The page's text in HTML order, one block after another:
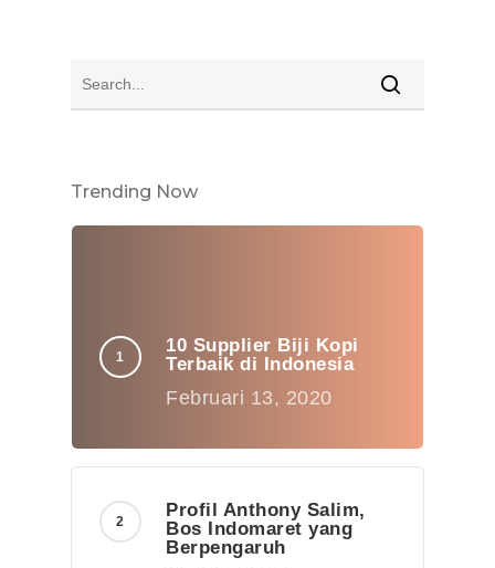
Trending Now
10 Supplier Biji Kopi
Terbaik di Indonesia
Februari 13, 2020
Profil Anthony Salim,
Bos Indomaret yang
Berpengaruh